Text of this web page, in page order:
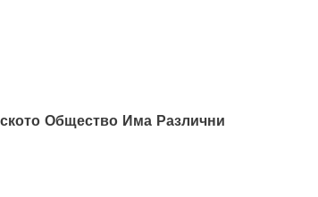
Общество Има Различни